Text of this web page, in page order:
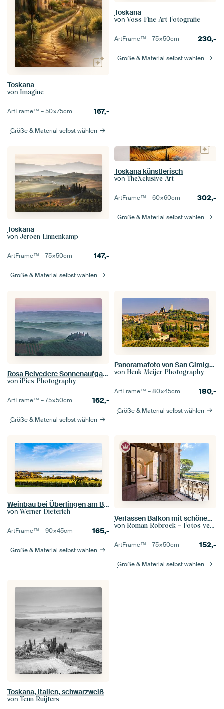
Toskana
von Imagine
ArtFrame™ –50×75cm 167,-
Größe & Material selbst wählen
Toskana
von Voss Fine Art Fotografie
ArtFrame™ –75×50cm 230,-
Größe & Material selbst wählen
Toskana
von Jeroen Linnenkamp
ArtFrame™ –75×50cm 147,-
Größe & Material selbst wählen
Toskana künstlerisch
von TheXclusive Art
ArtFrame™ –60×60cm 302,-
Größe & Material selbst wählen
Rosa Belvedere Sonnenaufgang in der Toskana
von iPics Photography
ArtFrame™ –75×50cm 162,-
Größe & Material selbst wählen
Panoramafoto von San Gimignano
von Henk Meijer Photography
ArtFrame™ –80×45cm 180,-
Größe & Material selbst wählen
Weinbau bei Überlingen am Bodensee
von Werner Dieterich
ArtFrame™ –90×45cm 165,-
Größe & Material selbst wählen
Verlassen Balkon mit schönen italienischen Ansichten.
von Roman Robroek – Fotos verlassener Gebäude
ArtFrame™ –75×50cm 152,-
Größe & Material selbst wählen
Toskana, Italien, schwarzweiß
von Teun Ruijters